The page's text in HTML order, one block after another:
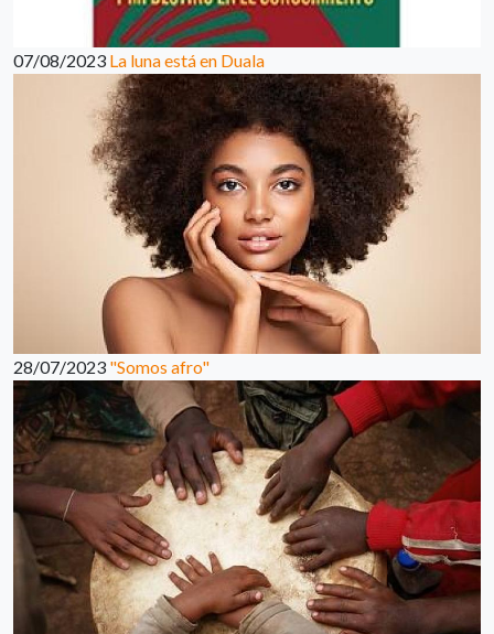
07/08/2023 La luna está en Duala
28/07/2023 "Somos afro"